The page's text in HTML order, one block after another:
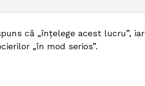
că „înțelege acest lucru”, iar
„în mod serios”.